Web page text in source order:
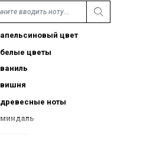
апельсиновый цвет
белые цветы
ваниль
вишня
древесные ноты
миндаль